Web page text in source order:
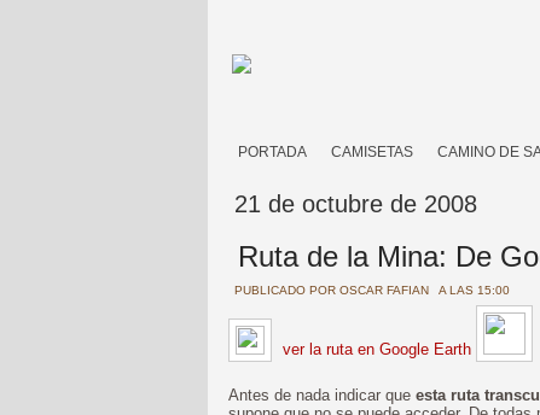
PORTADA CAMISETAS CAMINO DE
21 de octubre de 2008
Ruta de la Mina: De
PUBLICADO POR OSCAR FAFIAN A LAS 15:00
ver la ruta en Google Earth
Antes de nada indicar que esta ruta